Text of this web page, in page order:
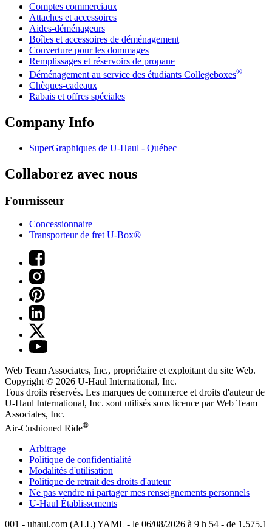
Comptes commerciaux
Attaches et accessoires
Aides-déménageurs
Boîtes et accessoires de déménagement
Couverture pour les dommages
Remplissages et réservoirs de propane
Déménagement au service des étudiants Collegeboxes®
Chèques-cadeaux
Rabais et offres spéciales
Company Info
SuperGraphiques de U-Haul - Québec
Collaborez avec nous
Fournisseur
Concessionnaire
Transporteur de fret U-Box®
Web Team Associates, Inc., propriétaire et exploitant du site Web.
Copyright © 2026 U-Haul International, Inc.
Tous droits réservés. Les marques de commerce et droits d'auteur de
U-Haul International, Inc. sont utilisés sous licence par Web Team
Associates, Inc.
Air-Cushioned Ride®
Arbitrage
Politique de confidentialité
Modalités d'utilisation
Politique de retrait des droits d'auteur
Ne pas vendre ni partager mes renseignements personnels
U-Haul Établissements
001 - uhaul.com (ALL) YAML - le 06/08/2026 à 9 h 54 - de 1.575.1